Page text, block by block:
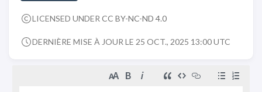
LICENSED UNDER CC BY-NC-ND 4.0
DERNIÈRE MISE À JOUR LE 25 OCT., 2025 13:00 UTC